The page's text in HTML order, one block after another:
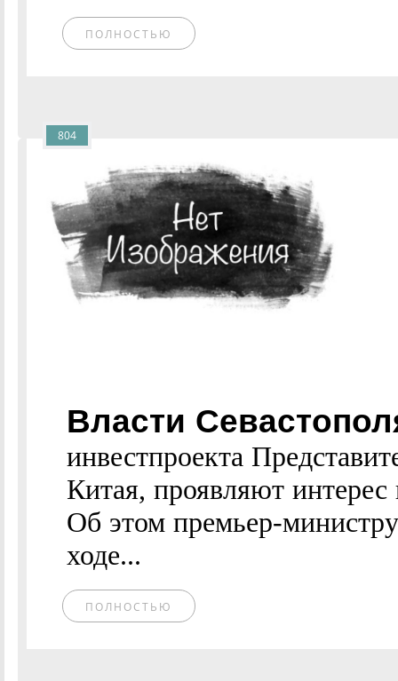
ПОЛНОСТЬЮ
Власти
инвестпроекта
Китая, проявляют
Об этом премьер-
ходе...
ПОЛНОСТЬЮ
804